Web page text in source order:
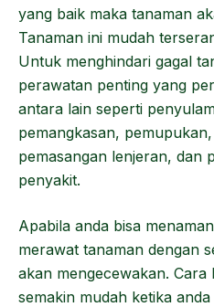
yang baik maka tanaman
Tanaman ini mudah
Untuk menghindari gagal
perawatan penting yang
antara lain seperti
pemangkasan,
pemasangan lenjeran, dan
penyakit.
Apabila anda bisa
merawat tanaman dengan
akan mengecewakan. Cara
semakin mudah ketika